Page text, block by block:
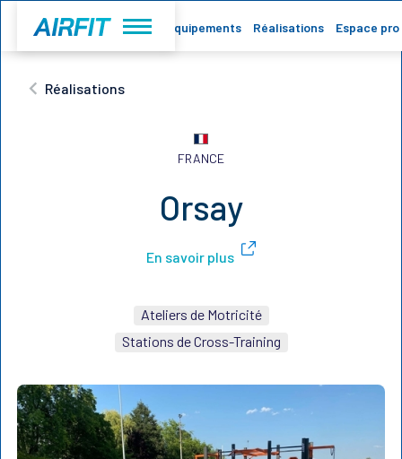
Accueil Equipements Réalisations Espace pro
Réalisations
FRANCE
Orsay
En savoir plus
Ateliers de Motricité
Stations de Cross-Training